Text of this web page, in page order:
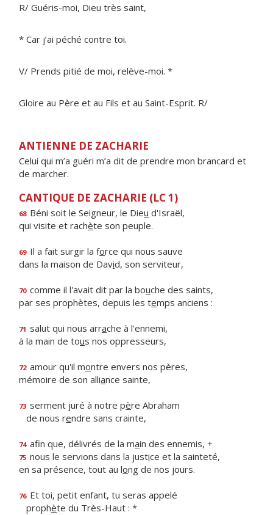
R/ Guéris-moi, Dieu très saint,
* Car j’ai péché contre toi.
V/ Prends pitié de moi, relève-moi. *
Gloire au Père et au Fils et au Saint-Esprit. R/
ANTIENNE DE ZACHARIE
Celui qui m’a guéri m’a dit de prendre mon brancard et
de marcher.
CANTIQUE DE ZACHARIE (LC 1)
68 Béni soit le Seigneur, le Dieu d'Israël,
qui visite et rachète son peuple.
69 Il a fait surgir la force qui nous sauve
dans la maison de David, son serviteur,
70 comme il l'avait dit par la bouche des saints,
par ses prophètes, depuis les temps anciens :
71 salut qui nous arrache à l'ennemi,
à la main de tous nos oppresseurs,
72 amour qu'il montre envers nos pères,
mémoire de son alliance sainte,
73 serment juré à notre père Abraham
de nous rendre sans crainte,
74 afin que, délivrés de la main des ennemis, +
75 nous le servions dans la justice et la sainteté,
en sa présence, tout au long de nos jours.
76 Et toi, petit enfant, tu seras appelé
prophète du Très-Haut : *